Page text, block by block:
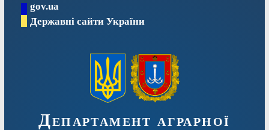
Перейтиgov.ua
Державні сайти України
Департамент аграрної